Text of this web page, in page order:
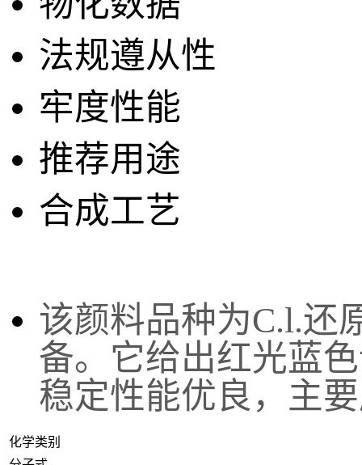
法规遵从性
牢度性能
推荐用途
合成工艺
该颜料品种为C.l.还
备。它给出红光蓝
稳定性能优良，主
化学类别